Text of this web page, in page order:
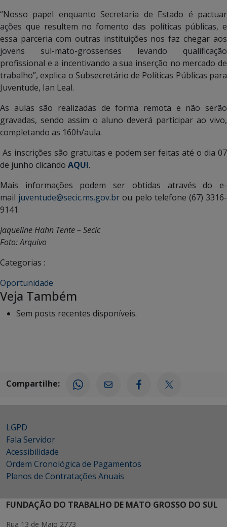
“Nosso papel enquanto Secretaria de Estado é pactuar
ações que resultem no fomento das políticas públicas, e
essa parceria com outras instituições nos faz chegar aos
jovens sul-mato-grossenses levando qualificação
profissional e a incentivando a sua inserção no mercado de
trabalho”, explica o Subsecretário de Políticas Públicas para
Juventude, Ian Leal.
As aulas são realizadas de forma remota e não serão
gravadas, sendo assim o aluno deverá participar ao vivo,
completando as 160h/aula.
As inscrições são gratuitas e podem ser feitas até o dia 07
de junho clicando AQUI.
Mais informações podem ser obtidas através do e-
mail juventude@secic.ms.gov.br ou pelo telefone (67) 3316-
9141.
Jaqueline Hahn Tente – Secic
Foto: Arquivo
Categorias :
Oportunidade
Veja Também
Sem posts recentes disponíveis.
Compartilhe:
LGPD
Fala Servidor
Acessibilidade
Ordem Cronológica de Pagamentos
Planos de Contratações Anuais
FUNDAÇÃO DO TRABALHO DE MATO GROSSO DO SUL
Rua 13 de Maio 2773